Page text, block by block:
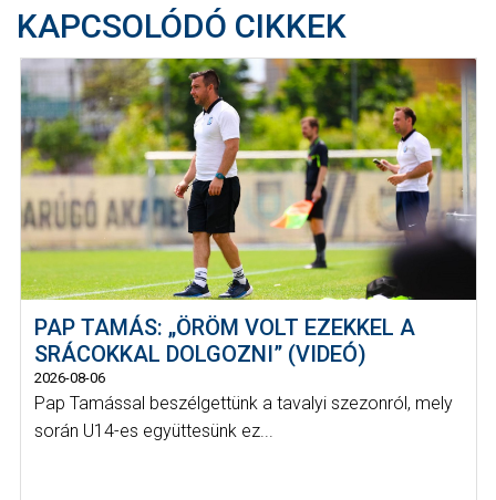
KAPCSOLÓDÓ CIKKEK
PAP TAMÁS: „ÖRÖM VOLT EZEKKEL A
SRÁCOKKAL DOLGOZNI” (VIDEÓ)
2026-08-06
Pap Tamással beszélgettünk a tavalyi szezonról, mely
során U14-es együttesünk ez...